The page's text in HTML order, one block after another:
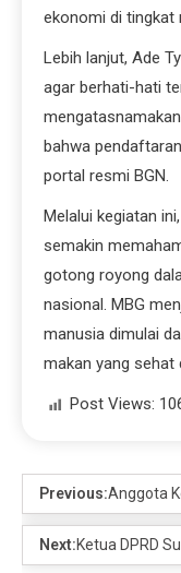
ekonomi di tingkat
Lebih lanjut, Ade
agar berhati-hati
bahwa
portal resmi BGN.
Melalui kegiatan
semakin
gotong royong
nasional. MBG
manusia dimulai
makan yang sehat
Post Views:
Previous:Anggota
Next:Ketua DPRD